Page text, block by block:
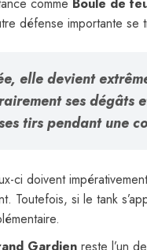
défense importante se
elle devient
ses dégâts
tirs pendant une
ci doivent
Toutefois, si le tank